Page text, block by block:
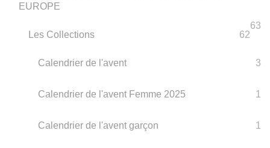
EUROPE
63
Les Collections
62
Calendrier de l'avent 3
Calendrier de l'avent Femme 2025 1
Calendrier de l'avent garçon 1